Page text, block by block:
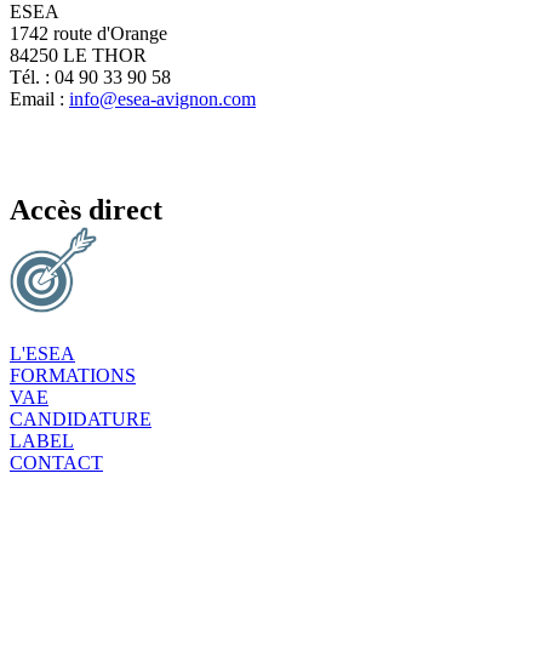
ESEA
1742 route d'Orange
84250 LE THOR
Tél. : 04 90 33 90 58
Email : info@esea-avignon.com
Accès direct
L'ESEA
FORMATIONS
VAE
CANDIDATURE
LABEL
CONTACT